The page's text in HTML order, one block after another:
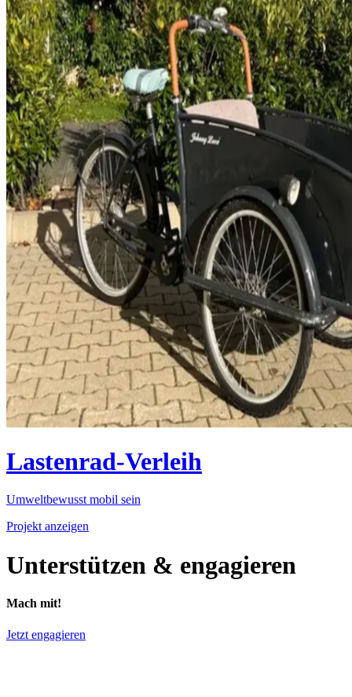
Lastenrad-Verleih
Umweltbewusst mobil sein
Projekt anzeigen
Unterstützen & engagieren
Mach mit!
Jetzt engagieren